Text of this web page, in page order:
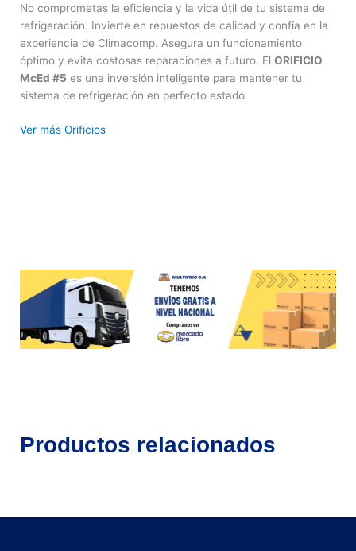
No comprometas la eficiencia y la vida útil de tu sistema de
refrigeración. Invierte en repuestos de calidad y confía en la
experiencia de Climacomp. Asegura un funcionamiento
óptimo y evita costosas reparaciones a futuro. El ORIFICIO
McEd #5 es una inversión inteligente para mantener tu
sistema de refrigeración en perfecto estado.
Ver más Orificios
Productos relacionados